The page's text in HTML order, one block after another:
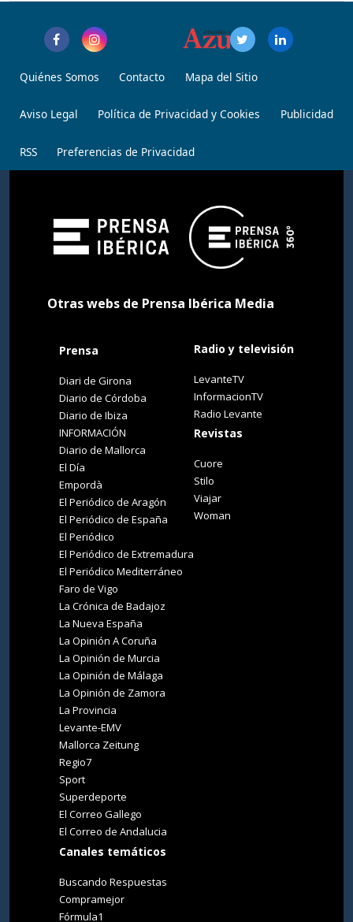
Quiénes Somos Contacto Mapa del Sitio
Aviso Legal Política de Privacidad y Cookies Publicidad
RSS Preferencias de Privacidad
Otras webs de Prensa Ibérica Media
Prensa
Diari de Girona
Diario de Córdoba
Diario de Ibiza
INFORMACIÓN
Diario de Mallorca
El Día
Empordà
El Periódico de Aragón
El Periódico de España
El Periódico
El Periódico de Extremadura
El Periódico Mediterráneo
Faro de Vigo
La Crónica de Badajoz
La Nueva España
La Opinión A Coruña
La Opinión de Murcia
La Opinión de Málaga
La Opinión de Zamora
La Provincia
Levante-EMV
Mallorca Zeitung
Regio7
Sport
Superdeporte
El Correo Gallego
El Correo de Andalucia
Canales temáticos
Buscando Respuestas
Compramejor
Fórmula1
Radio y televisión
LevanteTV
InformacionTV
Radio Levante
Revistas
Cuore
Stilo
Viajar
Woman